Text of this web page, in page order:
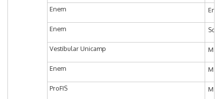
Enem
Enem
Vestibular Unicamp
Enem
ProFIS